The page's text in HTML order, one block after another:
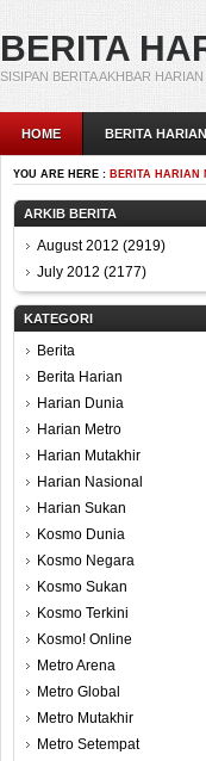
BERITA
SISIPAN BERITA AKHBAR
HOME BERITA HARIAN
YOU ARE HERE : BERITA HARIAN
ARKIB BERITA
August 2012 (2919)
July 2012 (2177)
KATEGORI
Berita
Berita Harian
Harian Dunia
Harian Metro
Harian Mutakhir
Harian Nasional
Harian Sukan
Kosmo Dunia
Kosmo Negara
Kosmo Sukan
Kosmo Terkini
Kosmo! Online
Metro Arena
Metro Global
Metro Mutakhir
Metro Setempat